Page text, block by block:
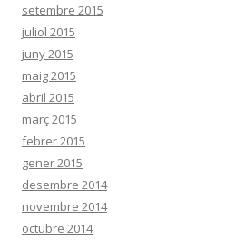
setembre 2015
juliol 2015
juny 2015
maig 2015
abril 2015
març 2015
febrer 2015
gener 2015
desembre 2014
novembre 2014
octubre 2014